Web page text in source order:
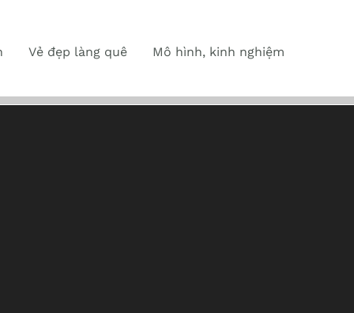
Vẻ đẹp làng quê Mô hình, kinh nghiệm